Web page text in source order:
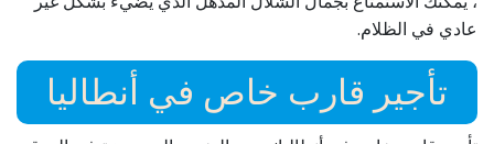
عادي في الظلام.
تأجير قارب خاص في أنطاليا